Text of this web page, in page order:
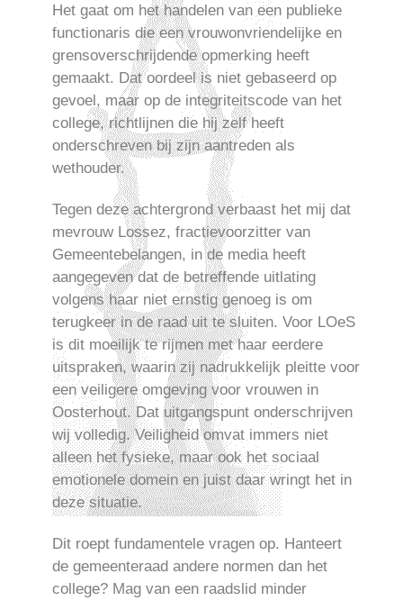
Het gaat om het handelen van een publieke
functionaris die een vrouwonvriendelijke en
grensoverschrijdende opmerking heeft
gemaakt. Dat oordeel is niet gebaseerd op
gevoel, maar op de integriteitscode van het
college, richtlijnen die hij zelf heeft
onderschreven bij zijn aantreden als
wethouder.
Tegen deze achtergrond verbaast het mij dat
mevrouw Lossez, fractievoorzitter van
Gemeentebelangen, in de media heeft
aangegeven dat de betreffende uitlating
volgens haar niet ernstig genoeg is om
terugkeer in de raad uit te sluiten. Voor LOeS
is dit moeilijk te rijmen met haar eerdere
uitspraken, waarin zij nadrukkelijk pleitte voor
een veiligere omgeving voor vrouwen in
Oosterhout. Dat uitgangspunt onderschrijven
wij volledig. Veiligheid omvat immers niet
alleen het fysieke, maar ook het sociaal
emotionele domein en juist daar wringt het in
deze situatie.
Dit roept fundamentele vragen op. Hanteert
de gemeenteraad andere normen dan het
college? Mag van een raadslid minder